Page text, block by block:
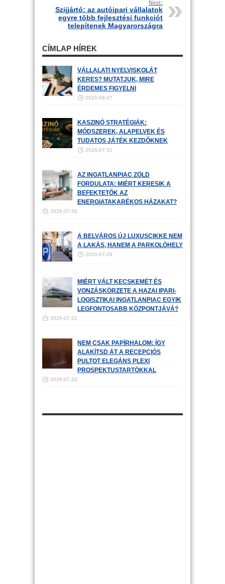
Next:
Szijjártó: az autóipari vállalatok
egyre több fejlesztési funkciót
telepítenek Magyarországra
CÍMLAP HÍREK
VÁLLALATI NYELVISKOLÁT
KERES? MUTATJUK, MIRE
ÉRDEMES FIGYELNI
2026-08-07
KASZINÓ STRATÉGIÁK:
MÓDSZEREK, ALAPELVEK ÉS
TUDATOS JÁTÉK KEZDŐKNEK
2026-07-31
AZ INGATLANPIAC ZÖLD
FORDULATA: MIÉRT KERESIK A
BEFEKTETŐK AZ
ENERGIATAKARÉKOS HÁZAKAT?
2026-07-30
A BELVÁROS ÚJ LUXUSCIKKE NEM
A LAKÁS, HANEM A PARKOLÓHELY
2026-07-29
MIÉRT VÁLT KECSKEMÉT ÉS
VONZÁSKÖRZETE A HAZAI IPARI-
LOGISZTIKAI INGATLANPIAC EGYIK
LEGFONTOSABB KÖZPONTJÁVÁ?
2026-07-21
NEM CSAK PAPÍRHALOM: ÍGY
ALAKÍTSD ÁT A RECEPCIÓS
PULTOT ELEGÁNS PLEXI
PROSPEKTUSTARTÓKKAL
2026-07-20